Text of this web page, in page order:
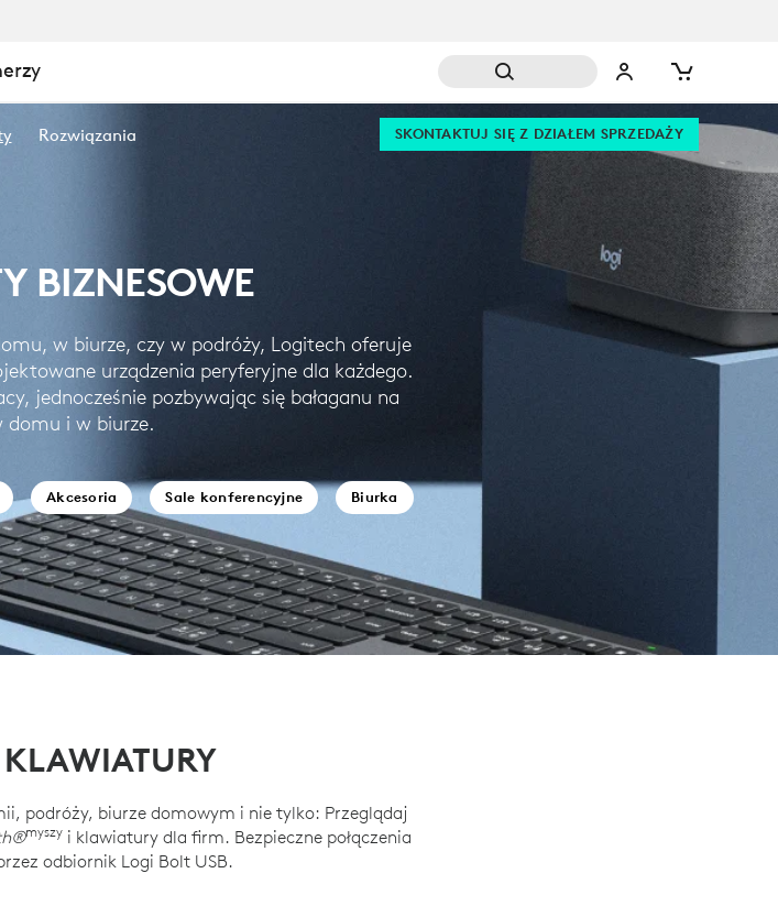
Rozwiązania SKONTAKTUJ SIĘ Z DZIAŁEM SPRZEDAŻY
BIZNESOWE
w biurze, czy w podróży, Logitech oferuje
urządzenia peryferyjne dla każdego.
jednocześnie pozbywając się bałaganu na
domu i w biurze.
Akcesoria Sale konferencyjne Biurka
podróży, biurze domowym i nie tylko: Przeglądaj
myszy i klawiatury dla firm. Bezpieczne połączenia
odbiornik Logi Bolt USB.